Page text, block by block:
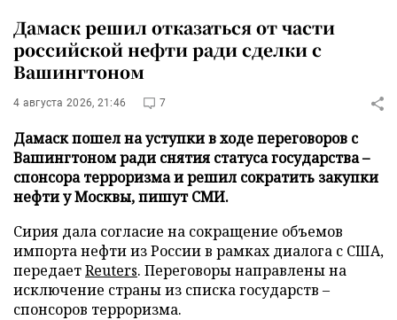
Дамаск решил отказаться от части
российской нефти ради сделки с
Вашингтоном
4 августа 2026, 21:46 7
Дамаск пошел на уступки в ходе переговоров с
Вашингтоном ради снятия статуса государства –
спонсора терроризма и решил сократить закупки
нефти у Москвы, пишут СМИ.
Сирия дала согласие на сокращение объемов
импорта нефти из России в рамках диалога с США,
передаетReuters. Переговоры направлены на
исключение страны из списка государств –
спонсоров терроризма.